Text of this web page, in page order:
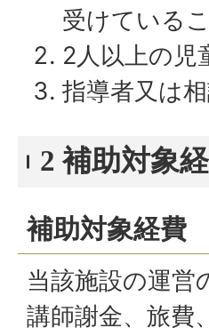
受けているこ
2人以上の児
指導者又は
2 補助対象
補助対象経費
当該施設の運営
講師謝金、旅費